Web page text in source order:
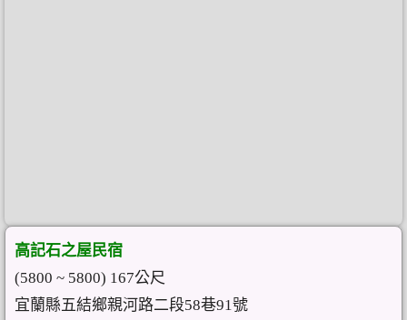
高記石之屋民宿
(5800 ~ 5800) 167公尺
宜蘭縣五結鄉親河路二段58巷91號